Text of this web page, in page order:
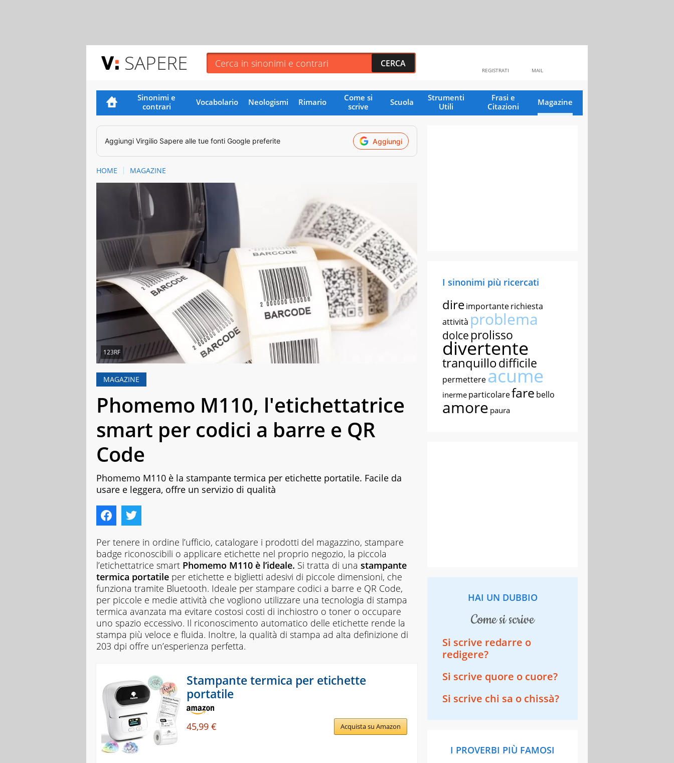
SAPERE MAIL
REGISTRATI
Sinonimi e
contrari
Vocabolario Neologismi Rimario
Come si
scrive
Scuola
Strumenti
Utili
Frasi e
Citazioni
Magazine
Aggiungi Virgilio Sapere alle tue fonti Google preferite Aggiungi
HOME MAGAZINE
123RF
MAGAZINE
Phomemo M110, l'etichettatrice
smart per codici a barre e QR
Code
Phomemo M110 è la stampante termica per etichette portatile. Facile da
usare e leggera, offre un servizio di qualità
Per tenere in ordine l’ufficio, catalogare i prodotti del magazzino, stampare
badge riconoscibili o applicare etichette nel proprio negozio, la piccola
l’etichettatrice smart Phomemo M110 è l’ideale. Si tratta di una stampante
termica portatile per etichette e biglietti adesivi di piccole dimensioni, che
funziona tramite Bluetooth. Ideale per stampare codici a barre e QR Code,
per piccole e medie attività che vogliono utilizzare una tecnologia di stampa
termica avanzata ma evitare costosi costi di inchiostro o toner o occupare
uno spazio eccessivo. Il riconoscimento automatico delle etichette rende la
stampa più veloce e fluida. Inoltre, la qualità di stampa ad alta definizione di
203 dpi offre un’esperienza perfetta.
Stampante termica per etichette
portatile
45,99 € Acquista su Amazon
I sinonimi più ricercati
direimportanterichiesta
attività problema
dolce prolisso
divertente
tranquillodifficile
permettereacume
inerme particolarefare bello
amore paura
HAI UN DUBBIO
come si scrive
Si scrive redarre o
redigere?
Si scrive quore o cuore?
Si scrive chi sa o chissà?
I PROVERBI PIÙ FAMOSI